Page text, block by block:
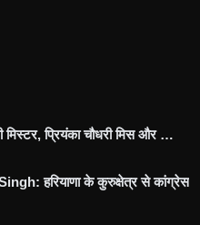
मिस्टर, प्रियंका चौधरी मिस और …
हरियाणा के कुरुक्षेत्र से कांग्रेस